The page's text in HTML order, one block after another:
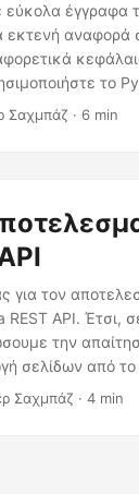
έγγραφα
εκτενή αναφορά
το
Σαχμπάζ · 6 min
για τον
REST API. Έτσι,
την
σελίδων από
Σαχμπάζ · 4 min